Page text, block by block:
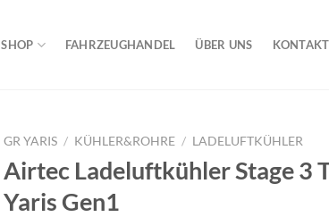
SHOP FAHRZEUGHANDEL ÜBER UNS KONTAKT
GR YARIS / KÜHLER&ROHRE / LADELUFTKÜHLER
Airtec Ladeluftkühler Stage 3
Yaris Gen1